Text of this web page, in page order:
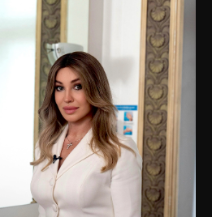
НАВИГАЦИЯ ПО
САЙТУ
Главная
Блог
Подписаться на рассылку
новостей
Услуги